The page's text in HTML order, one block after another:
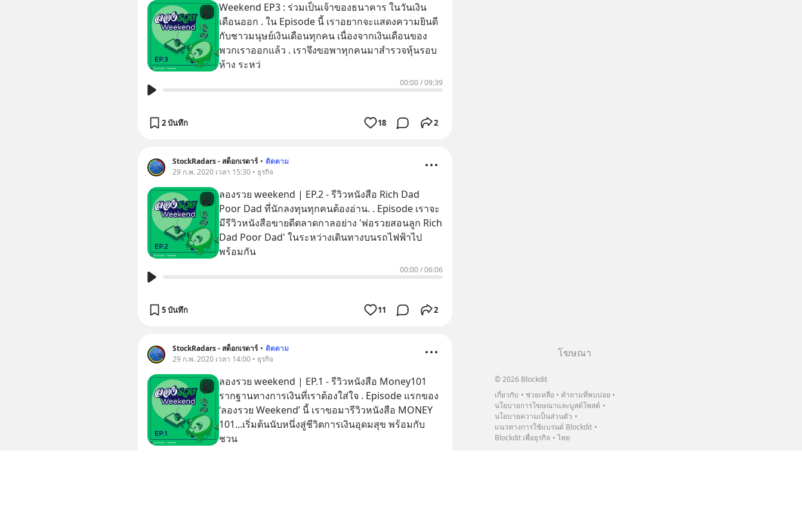
Weekend EP3 : ร่วมเป็นเจ้าของธนาคาร ในวันเงิน
เดือนออก . ใน Episode นี้ เราอยากจะแสดงความยินดี
กับชาวมนุษย์เงินเดือนทุกคน เนื่องจากเงินเดือนของ
พวกเราออกแล้ว . เราจึงขอพาทุกคนมาสำรวจหุ้นรอบ
ห้าง ระหว่
00:00/09:39
2 บันทึก 18 2
StockRadars - สต็อกเรดาร์ • ติดตาม
29 ก.พ. 2020 เวลา 15:30 • ธุรกิจ
ลองรวย weekend | EP.2 - รีวิวหนังสือ Rich Dad
Poor Dad ที่นักลงทุนทุกคนต้องอ่าน. . Episode เราจะ
มีรีวิวหนังสือขายดีตลาดกาลอย่าง 'พ่อรวยสอนลูก Rich
Dad Poor Dad' ในระหว่างเดินทางบนรถไฟฟ้าไป
พร้อมกัน
00:00/06:06
5 บันทึก 11 2
StockRadars - สต็อกเรดาร์ • ติดตาม
29 ก.พ. 2020 เวลา 14:00 • ธุรกิจ
ลองรวย weekend | EP.1 - รีวิวหนังสือ Money101
รากฐานทางการเงินที่เราต้องใส่ใจ . Episode แรกของ
‘ลองรวย Weekend’ นี้ เราขอมารีวิวหนังสือ MONEY
101...เริ่มต้นนับหนึ่งสู่ชีวิตการเงินอุดมสุข พร้อมกับ
ชวน
โฆษณา
© 2026 Blockdit
เกี่ยวกับ
ช่วยเหลือ
คำถามที่พบบ่อย
นโยบายการโฆษณาและบูสต์โพสต์
นโยบายความเป็นส่วนตัว
แนวทางการใช้แบรนด์ Blockdit
Blockdit เพื่อธุรกิจ
ไทย